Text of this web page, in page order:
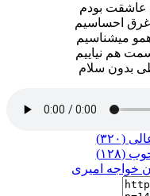
عاشقت بودم
غرق احساسیم
همو میشناسیم
هم نیاییم
بدون سلام
(۳۲۰)
(۱۲۸)
خواجه امیری